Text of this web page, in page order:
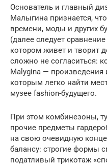
Основатель и главный
Малыгина признается,
времени, моды и других
(далее следует
котором живет и творит
сложно не согласиться:
Malygina — произведения
которым легко найти
музее fashion-будущего.
При этом комбинезоны,
прочие предметы
на свою очевидную
балансу: строгие формы
податливый трикотаж